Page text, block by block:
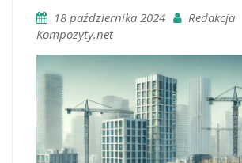
18 października 2024
Redakcja
Kompozyty.net